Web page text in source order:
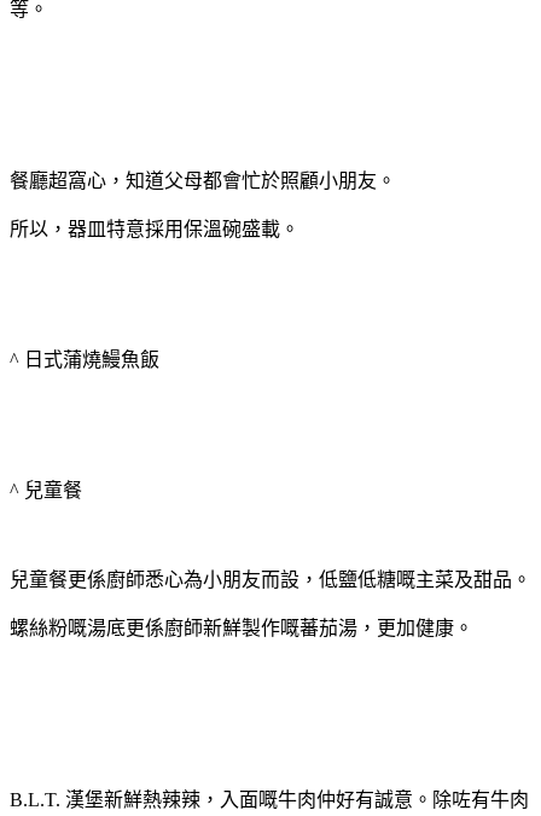
等。
餐廳超窩心，知道父母都會忙於照顧小朋友。
所以，器皿特意採用保溫碗盛載。
^ 日式蒲燒鰻魚飯
^ 兒童餐
兒童餐更係廚師悉心為小朋友而設，低鹽低糖嘅主菜及甜品。
螺絲粉嘅湯底更係廚師新鮮製作嘅蕃茄湯，更加健康。
B.L.T. 漢堡新鮮熱辣辣，入面嘅牛肉仲好有誠意。除咗有牛肉